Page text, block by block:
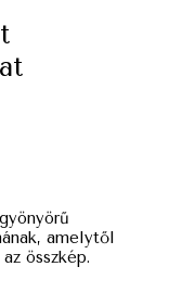
amelytől
összkép.